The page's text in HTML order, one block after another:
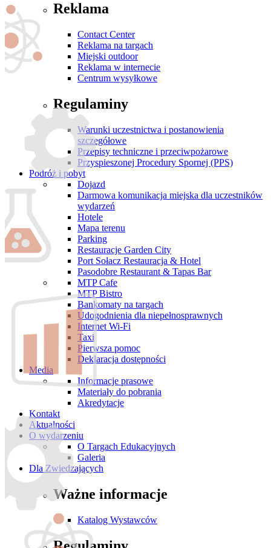
Reklama
Contact Center
Reklama na targach
Miejski outdoor
Reklama w internecie
Centrum wysyłkowe
Regulaminy
Warunki uczestnictwa i postanowienia
szczegółowe
Przepisy techniczne i przeciwpożarowe
Przyspieszonej Procedury Spornej (PPS)
Podróż i pobyt
Dojazd
Darmowa komunikacja miejska dla uczestników
wydarzeń
Hotele
Mapa terenu
Parking
Restauracje Garden City
Port Sołacz Restauracja & Hotel
Pasodobre Restaurant & Tapas Bar
MTP Cafe
MTP Bistro
Bankomaty na targach
Udogodnienia dla niepełnosprawnych
Internet Wi-Fi
Taxi
Pierwsza pomoc
Deklaracja dostępności
Media
Informacje prasowe
Materiały do pobrania
Akredytacje
Kontakt
Aktualności
O wydarzeniu
O Targach Edukacyjnych
Galeria
Dla Zwiedzających
Ważne informacje
Katalog Wystawców